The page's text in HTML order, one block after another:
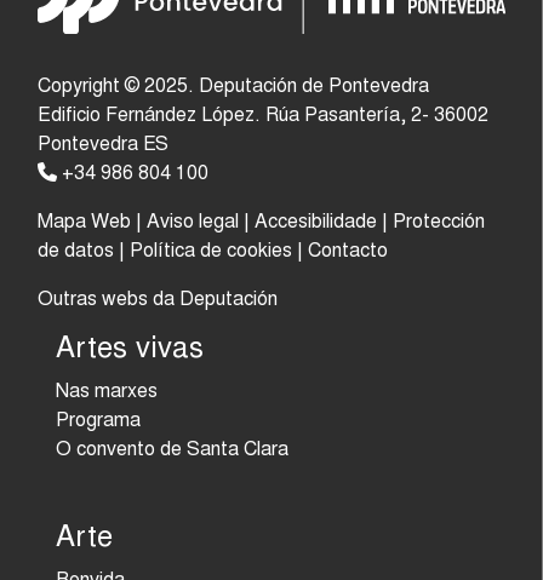
Copyright © 2025. Deputación de Pontevedra
Edificio Fernández López. Rúa Pasantería, 2- 36002
Pontevedra ES
+34 986 804 100
Mapa Web Aviso legal Accesibilidade
Protección
de datos
Política de cookies Contacto
Outras webs da Deputación
Artes vivas
Nas marxes
Programa
O convento de Santa Clara
Arte